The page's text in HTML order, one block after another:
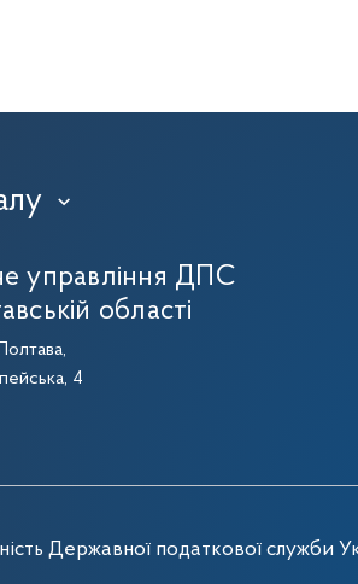
›
управління ДПС
області
4
Державної податкової служби